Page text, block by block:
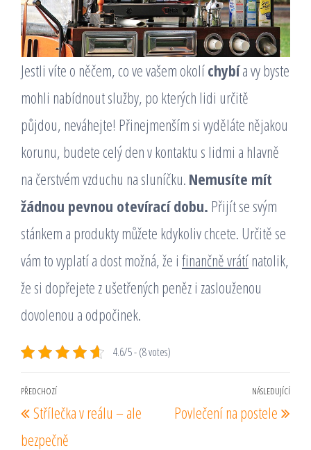
Jestli víte o něčem, co ve vašem okolíchybía vy byste
mohli nabídnout služby, po kterých lidi určitě
půjdou, neváhejte! Přinejmenším si vyděláte nějakou
korunu, budete celý den v kontaktu s lidmi a hlavně
na čerstvém vzduchu na sluníčku. Nemusíte mít
žádnou pevnou otevírací dobu. Přijít se svým
stánkem a produkty můžete kdykoliv chcete. Určitě se
vám to vyplatí a dost možná, že i finančně vrátí natolik,
že si dopřejete z ušetřených peněz i zaslouženou
dovolenou a odpočinek.
4.6/5 - (8 votes)
Navigace
pro
příspěvek
Předchozí
příspěvek
PŘEDCHOZÍ
Střílečka v reálu – ale
bezpečně
NÁSLEDUJÍCÍ
Povlečení na postele